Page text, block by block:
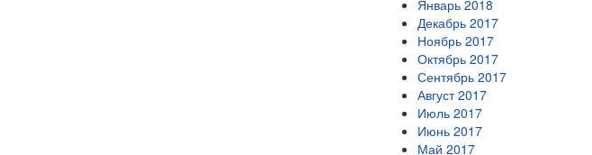
Январь 2018
Декабрь 2017
Ноябрь 2017
Октябрь 2017
Сентябрь 2017
Август 2017
Июль 2017
Июнь 2017
Май 2017